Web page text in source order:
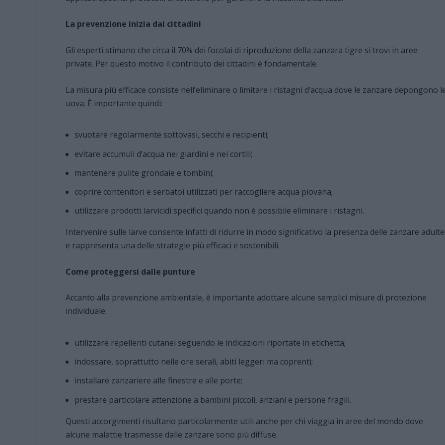
La prevenzione inizia dai cittadini
Gli esperti stimano che circa il 70% dei focolai di riproduzione della zanzara tigre si trovi in aree
private. Per questo motivo il contributo dei cittadini è fondamentale.
La misura più efficace consiste nell’eliminare o limitare i ristagni d’acqua dove le zanzare depongono
uova. È importante quindi:
svuotare regolarmente sottovasi, secchi e recipienti;
evitare accumuli d’acqua nei giardini e nei cortili;
mantenere pulite grondaie e tombini;
coprire contenitori e serbatoi utilizzati per raccogliere acqua piovana;
utilizzare prodotti larvicidi specifici quando non è possibile eliminare i ristagni.
Intervenire sulle larve consente infatti di ridurre in modo significativo la presenza delle zanzare adulte
e rappresenta una delle strategie più efficaci e sostenibili.
Come proteggersi dalle punture
Accanto alla prevenzione ambientale, è importante adottare alcune semplici misure di protezione
individuale:
utilizzare repellenti cutanei seguendo le indicazioni riportate in etichetta;
indossare, soprattutto nelle ore serali, abiti leggeri ma coprenti;
installare zanzariere alle finestre e alle porte;
prestare particolare attenzione a bambini piccoli, anziani e persone fragili.
Questi accorgimenti risultano particolarmente utili anche per chi viaggia in aree del mondo dove
alcune malattie trasmesse dalle zanzare sono più diffuse.